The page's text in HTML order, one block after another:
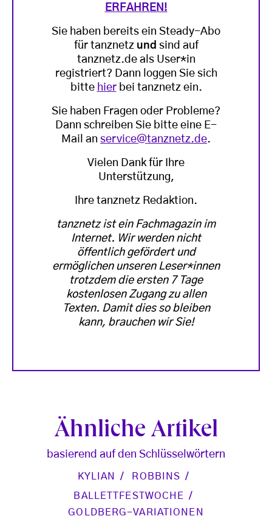
ERFAHREN!
Sie haben bereits ein Steady-Abo
für tanznetz und sind auf
tanznetz.de als User*in
registriert? Dann loggen Sie sich
bitte hierbei tanznetz ein.
Sie haben Fragen oder Probleme?
Dann schreiben Sie bitte eine E-
Mail an service@tanznetz.de.
Vielen Dank für Ihre
Unterstützung,
Ihre tanznetz Redaktion.
tanznetz ist ein Fachmagazin im
Internet. Wir werden nicht
öffentlich gefördert und
ermöglichen unseren Leser*innen
trotzdem die ersten 7 Tage
kostenlosen Zugang zu allen
Texten. Damit dies so bleiben
kann, brauchen wir Sie!
Ähnliche Artikel
basierend auf den Schlüsselwörtern
KYLIAN
ROBBINS
BALLETTFESTWOCHE
GOLDBERG-VARIATIONEN